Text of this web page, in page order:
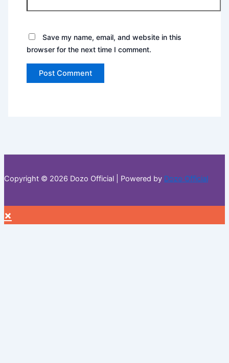
Save my name, email, and website in this
browser for the next time I comment.
Copyright © 2026 Dozo Official | Powered by Dozo Official
×